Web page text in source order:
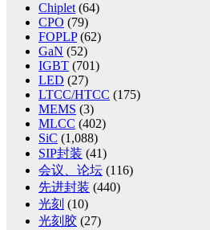
Chiplet (64)
CPO (79)
FOPLP(62)
GaN (52)
IGBT (701)
LED (27)
LTCC/HTCC (175)
MEMS (3)
MLCC (402)
SiC (1,088)
SIP封装 (41)
会议、论坛 (116)
先进封装 (440)
光刻 (10)
光刻胶 (27)